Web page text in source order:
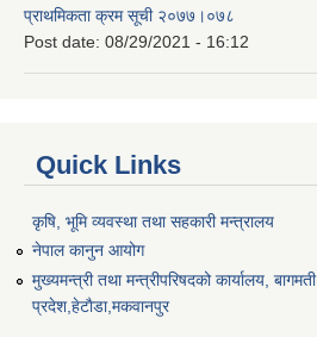
प्राथमिकता क्रम सूची २०७७।०७८
Post date: 08/29/2021 - 16:12
Quick Links
कृषि, भूमि व्यवस्था तथा सहकारी मन्त्रालय
नेपाल कानुन आयोग
मुख्यमन्त्री तथा मन्त्रीपरिषदको कार्यालय, बागमती
प्रदेश,हेटाैडा,मकवानपुर